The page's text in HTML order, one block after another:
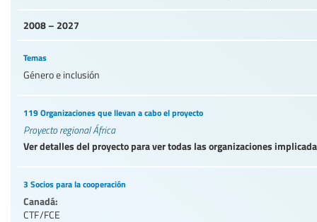
2008 – 2027
Temas
Género e inclusión
119 Organizaciones que llevan a cabo el proyecto
Proyecto regional África
Ver detalles del proyecto para ver todas las organizaciones
3 Socios para la cooperación
Canadá:
CTF/FCE